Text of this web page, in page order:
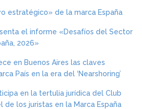
estratégico» de la marca España
el informe «Desafíos del Sector
2026»
en Buenos Aires las claves
País en la era del ‘Nearshoring’
en la tertulia jurídica del Club
de los juristas en la Marca España